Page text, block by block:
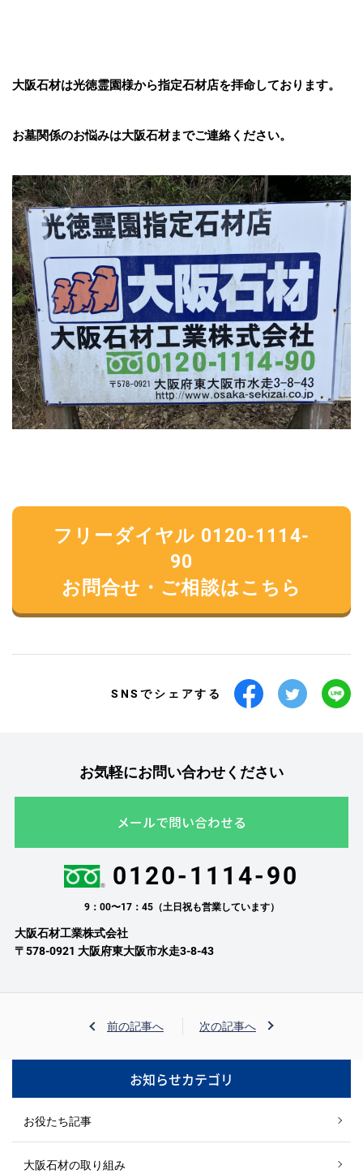
大阪石材は光徳霊園様から指定石材店を拝命しております。
お墓関係のお悩みは大阪石材までご連絡ください。
フリーダイヤル 0120-1114-
90
お問合せ・ご相談はこちら
SNSでシェアする
お気軽にお問い合わせください
メールで問い合わせる
0120-1114-90
9：00〜17：45（土日祝も営業しています）
大阪石材工業株式会社
〒578-0921 大阪府東大阪市水走3-8-43
前の記事へ 次の記事へ
お知らせカテゴリ
お役たち記事
大阪石材の取り組み